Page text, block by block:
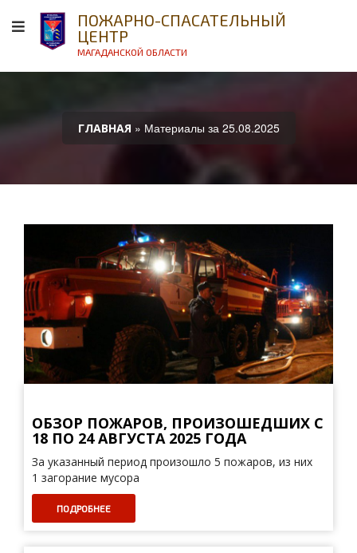
ПОЖАРНО-СПАСАТЕЛЬНЫЙ
ЦЕНТР
МАГАДАНСКОЙ ОБЛАСТИ
ГЛАВНАЯ » Материалы за 25.08.2025
ОБЗОР ПОЖАРОВ, ПРОИЗОШЕДШИХ С
18 ПО 24 АВГУСТА 2025 ГОДА
За указанный период произошло 5 пожаров, из них
1 загорание мусора
ПОДРОБНЕЕ